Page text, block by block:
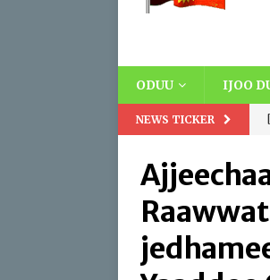
ODUU IJOO
NEWS TICKER